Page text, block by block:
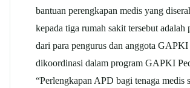
bantuan perengkapan medis yang
kepada tiga rumah sakit tersebut adalah
dari para pengurus dan anggota
dikoordinasi dalam program GAPKI
“Perlengkapan APD bagi tenaga medis